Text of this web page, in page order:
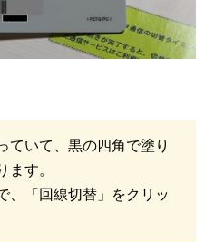
ていて、黒の四角で塗り
ます。
、「回線切替」をクリッ